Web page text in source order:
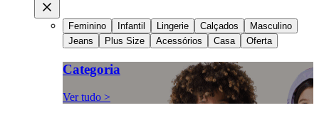
Feminino Infantil Lingerie Calçados
Masculino
Jeans
Plus Size Acessórios Casa Oferta
Categoria
Ver tudo >